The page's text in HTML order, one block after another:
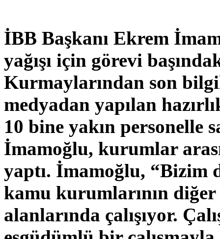
İBB Başkanı Ekrem
yağışı için görevi
Kurmaylarından son
medyadan yapılan
10 bine yakın personelle
İmamoğlu, kurumlar
yaptı. İmamoğlu, “Bizim
kamu kurumlarının
alanlarında çalışıyor.